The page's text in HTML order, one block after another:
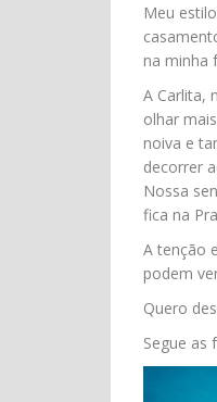
Meu
na minha
A Carlita,
olhar
noiva e
decorrer
Nossa
fica na
A tenção
podem
Quero
Segue as